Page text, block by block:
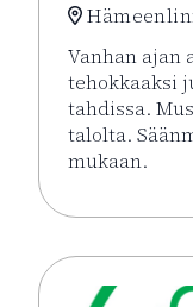
Vanhan ajan
tehokkaaksi
tahdissa.
talolta.
mukaan.